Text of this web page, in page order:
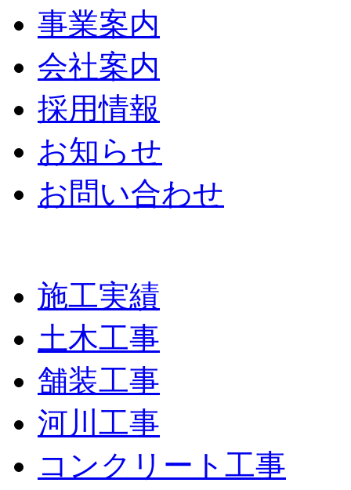
事業案内
会社案内
採用情報
お知らせ
お問い合わせ
施工実績
土木工事
舗装工事
河川工事
コンクリート工事